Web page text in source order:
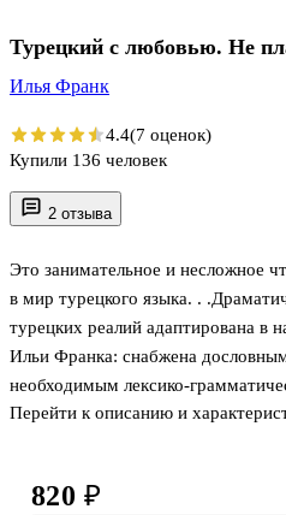
2 отзыва
Это занимательное и несложное
в мир турецкого языка. .
турецких реалий адаптирована в
Ильи Франка: снабжена
необходимым лексико-
.Уникальность метода
способствует эффективному
Перейти к описанию и
Турецкий с любовью. Не
Илья Франк
4.4(7 оценок)
Купили 136 человек
820 ₽